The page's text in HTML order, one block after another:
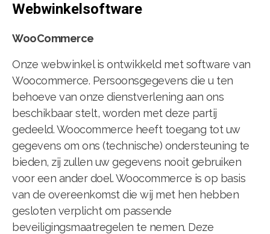
Webwinkelsoftware
WooCommerce
Onze webwinkel is ontwikkeld met software van
Woocommerce. Persoonsgegevens die u ten
behoeve van onze dienstverlening aan ons
beschikbaar stelt, worden met deze partij
gedeeld. Woocommerce heeft toegang tot uw
gegevens om ons (technische) ondersteuning te
bieden, zij zullen uw gegevens nooit gebruiken
voor een ander doel. Woocommerce is op basis
van de overeenkomst die wij met hen hebben
gesloten verplicht om passende
beveiligingsmaatregelen te nemen. Deze